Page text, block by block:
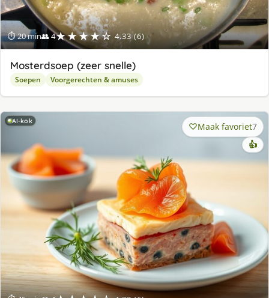
⏱ 20 min👥 4★★★★☆ 4.33 (6)
Mosterdsoep (zeer snelle)
Soepen Voorgerechten & amuses
AI-kok Maak favoriet7
👍